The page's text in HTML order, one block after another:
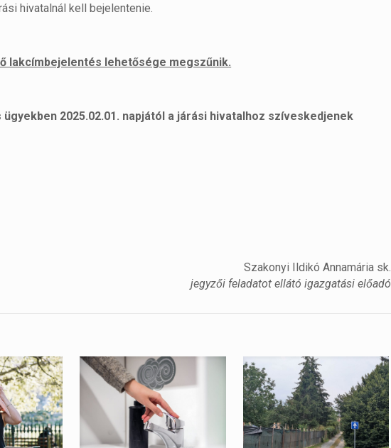
hivatalnál kell bejelentenie.
lakcímbejelentés lehetősége megszűnik.
2025.02.01. napjától a járási hivatalhoz szíveskedjenek
Szakonyi Ildikó Annamária sk.
jegyzői feladatot ellátó igazgatási előadó